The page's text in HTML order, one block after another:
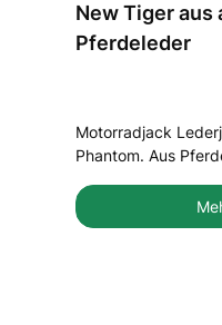
New Tiger
Pferdeleder
Motorradjack
Phantom. Aus